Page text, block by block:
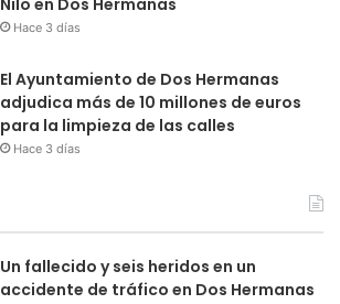
Nilo en Dos Hermanas
Hace 3 días
El Ayuntamiento de Dos Hermanas
adjudica más de 10 millones de euros
para la limpieza de las calles
Hace 3 días
Un fallecido y seis heridos en un
accidente de tráfico en Dos Hermanas